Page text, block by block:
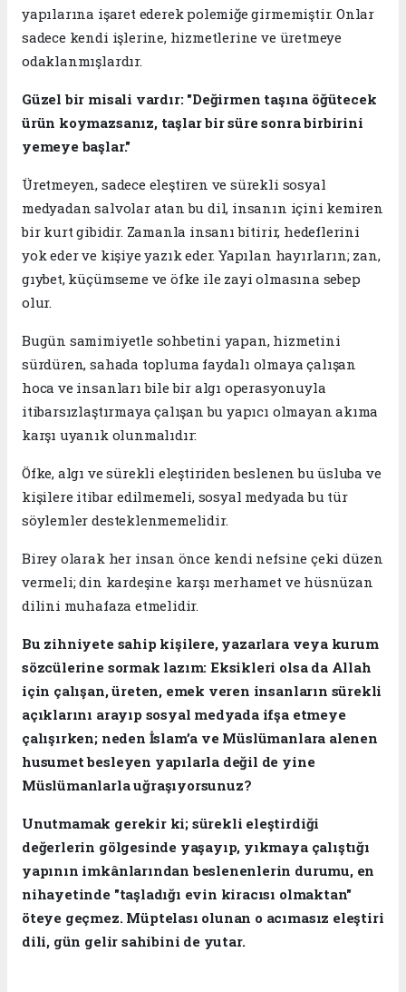
yapılarına işaret ederek polemiğe girmemiştir. Onlar
sadece kendi işlerine, hizmetlerine ve üretmeye
odaklanmışlardır.
​​Güzel bir misali vardır: "Değirmen taşına öğütecek
ürün koymazsanız, taşlar bir süre sonra birbirini
yemeye başlar."
​Üretmeyen, sadece eleştiren ve sürekli sosyal
medyadan salvolar atan bu dil, insanın içini kemiren
bir kurt gibidir. Zamanla insanı bitirir, hedeflerini
yok eder ve kişiye yazık eder. Yapılan hayırların; zan,
gıybet, küçümseme ve öfke ile zayi olmasına sebep
olur.
​Bugün samimiyetle sohbetini yapan, hizmetini
sürdüren, sahada topluma faydalı olmaya çalışan
hoca ve insanları bile bir algı operasyonuyla
itibarsızlaştırmaya çalışan bu yapıcı olmayan akıma
karşı uyanık olunmalıdır:
​Öfke, algı ve sürekli eleştiriden beslenen bu üsluba ve
kişilere itibar edilmemeli, sosyal medyada bu tür
söylemler desteklenmemelidir.
​Birey olarak her insan önce kendi nefsine çeki düzen
vermeli; din kardeşine karşı merhamet ve hüsnüzan
dilini muhafaza etmelidir.
​Bu zihniyete sahip kişilere, yazarlara veya kurum
sözcülerine sormak lazım: Eksikleri olsa da Allah
için çalışan, üreten, emek veren insanların sürekli
açıklarını arayıp sosyal medyada ifşa etmeye
çalışırken; neden İslam’a ve Müslümanlara alenen
husumet besleyen yapılarla değil de yine
Müslümanlarla uğraşıyorsunuz?
​Unutmamak gerekir ki; sürekli eleştirdiği
değerlerin gölgesinde yaşayıp, yıkmaya çalıştığı
yapının imkânlarından beslenenlerin durumu, en
nihayetinde "taşladığı evin kiracısı olmaktan"
öteye geçmez. Müptelası olunan o acımasız eleştiri
dili, gün gelir sahibini de yutar.